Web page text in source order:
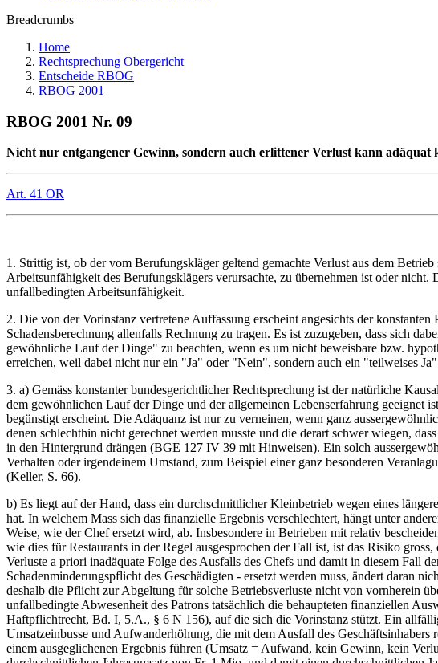
Breadcrumbs
Home
Rechtsprechung Obergericht
Entscheide RBOG
RBOG 2001
RBOG 2001 Nr. 09
Nicht nur entgangener Gewinn, sondern auch erlittener Verlust kann
Art. 41 OR
1. Strittig ist, ob der vom Berufungskläger geltend gemachte Verlust aus dem
Arbeitsunfähigkeit des Berufungsklägers verursachte, zu übernehmen ist oder
unfallbedingten Arbeitsunfähigkeit.
2. Die von der Vorinstanz vertretene Auffassung erscheint angesichts der
Schadensberechnung allenfalls Rechnung zu tragen. Es ist zuzugeben, dass sich
gewöhnliche Lauf der Dinge" zu beachten, wenn es um nicht beweisbare bzw.
erreichen, weil dabei nicht nur ein "Ja" oder "Nein", sondern auch ein "teilweises
3. a) Gemäss konstanter bundesgerichtlicher Rechtsprechung ist der natürliche
dem gewöhnlichen Lauf der Dinge und der allgemeinen Lebenserfahrung geeignet
begünstigt erscheint. Die Adäquanz ist nur zu verneinen, wenn ganz
denen schlechthin nicht gerechnet werden musste und die derart schwer wiegen,
in den Hintergrund drängen (BGE 127 IV 39 mit Hinweisen). Ein solch
Verhalten oder irgendeinem Umstand, zum Beispiel einer ganz besonderen
(Keller, S. 66).
b) Es liegt auf der Hand, dass ein durchschnittlicher Kleinbetrieb wegen eines
hat. In welchem Mass sich das finanzielle Ergebnis verschlechtert, hängt unter
Weise, wie der Chef ersetzt wird, ab. Insbesondere in Betrieben mit relativ
wie dies für Restaurants in der Regel ausgesprochen der Fall ist, ist das Risiko
Verluste a priori inadäquate Folge des Ausfalls des Chefs und damit in diesem Fall
Schadenminderungspflicht des Geschädigten - ersetzt werden muss, ändert daran
deshalb die Pflicht zur Abgeltung für solche Betriebsverluste nicht von vornherein
unfallbedingte Abwesenheit des Patrons tatsächlich die behaupteten finanziellen
Haftpflichtrecht, Bd. I, 5.A., § 6 N 156), auf die sich die Vorinstanz stützt. Ein
Umsatzeinbusse und Aufwanderhöhung, die mit dem Ausfall des
einem ausgeglichenen Ergebnis führen (Umsatz = Aufwand, kein Gewinn, kein